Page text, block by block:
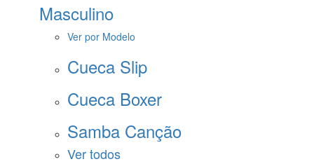
Masculino
Ver por Modelo
Cueca Slip
Cueca Boxer
Samba Canção
Ver todos